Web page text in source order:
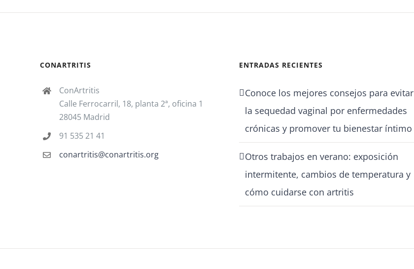
CONARTRITIS
ConArtritis
Calle Ferrocarril, 18, planta 2ª, oficina 1
28045 Madrid
91 535 21 41
conartritis@conartritis.org
ENTRADAS RECIENTES
Conoce los mejores consejos para evitar
la sequedad vaginal por enfermedades
crónicas y promover tu bienestar íntimo
Otros trabajos en verano: exposición
intermitente, cambios de temperatura y
cómo cuidarse con artritis